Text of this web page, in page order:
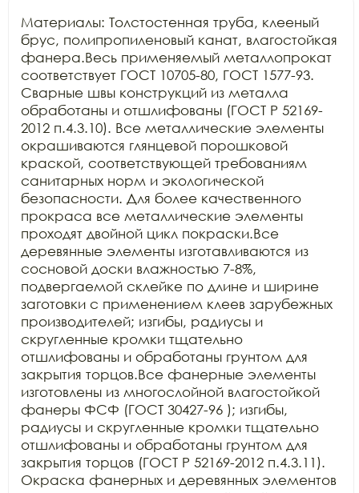
Материалы: Толстостенная труба, клееный
брус, полипропиленовый канат, влагостойкая
фанера.Весь применяемый металлопрокат
соответствует ГОСТ 10705-80, ГОСТ 1577-93.
Сварные швы конструкций из металла
обработаны и отшлифованы (ГОСТ Р 52169-
2012 п.4.3.10). Все металлические элементы
окрашиваются глянцевой порошковой
краской, соответствующей требованиям
санитарных норм и экологической
безопасности. Для более качественного
прокраса все металлические элементы
проходят двойной цикл покраски.Все
деревянные элементы изготавливаются из
сосновой доски влажностью 7-8%,
подвергаемой склейке по длине и ширине
заготовки с применением клеев зарубежных
производителей; изгибы, радиусы и
скругленные кромки тщательно
отшлифованы и обработаны грунтом для
закрытия торцов.Все фанерные элементы
изготовлены из многослойной влагостойкой
фанеры ФСФ (ГОСТ 30427-96 ); изгибы,
радиусы и скругленные кромки тщательно
отшлифованы и обработаны грунтом для
закрытия торцов (ГОСТ Р 52169-2012 п.4.3.11).
Окраска фанерных и деревянных элементов